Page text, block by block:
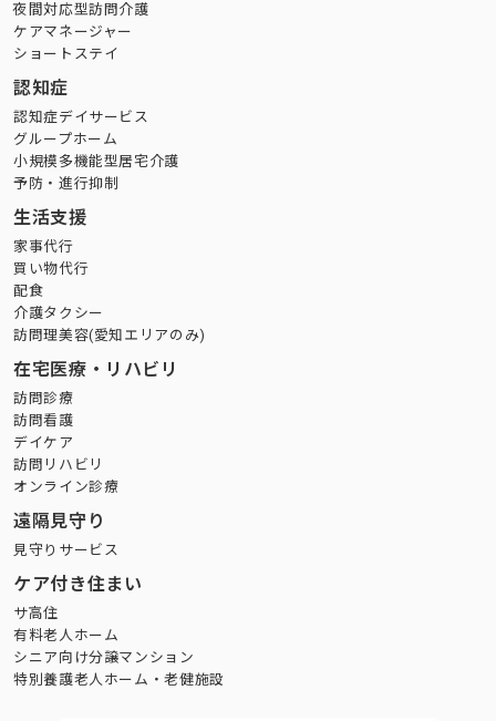
夜間対応型訪問介護
ケアマネージャー
ショートステイ
認知症
認知症デイサービス
グループホーム
小規模多機能型居宅介護
予防・進行抑制
生活支援
家事代行
買い物代行
配食
介護タクシー
訪問理美容(愛知エリアのみ)
在宅医療・リハビリ
訪問診療
訪問看護
デイケア
訪問リハビリ
オンライン診療
遠隔見守り
見守りサービス
ケア付き住まい
サ高住
有料老人ホーム
シニア向け分譲マンション
特別養護老人ホーム・老健施設